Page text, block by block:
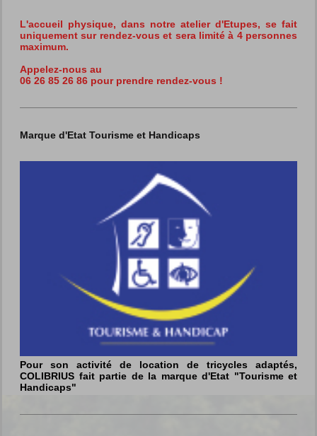
L'accueil physique, dans notre atelier d'Etupes, se fait
uniquement sur rendez-vous et sera limité à 4 personnes
maximum.
Appelez-nous au
06 26 85 26 86 pour prendre rendez-vous !
Marque d'Etat Tourisme et Handicaps
Pour son activité de location de tricycles adaptés,
COLIBRIUS fait partie de la marque d'Etat "Tourisme et
Handicaps"